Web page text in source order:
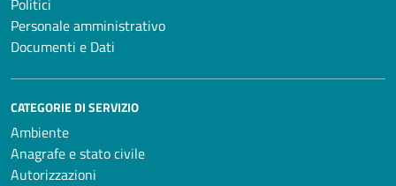
Politici
Personale amministrativo
Documenti e Dati
CATEGORIE DI SERVIZIO
Ambiente
Anagrafe e stato civile
Autorizzazioni